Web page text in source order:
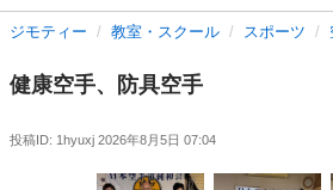
ジモティー 教室・スクール スポーツ
健康空手、防具空手
投稿ID: 1hyuxj 2026年8月5日 07:04